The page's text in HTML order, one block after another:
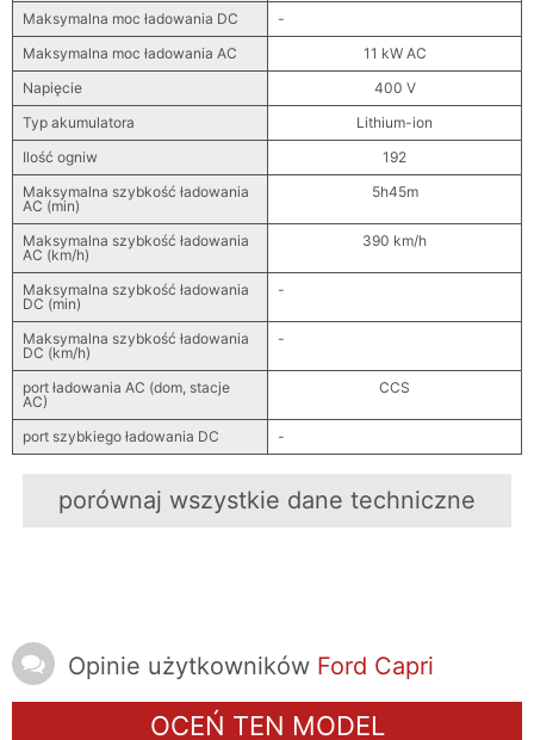
Maksymalna moc ładowania DC
-
Maksymalna moc ładowania AC
11 kW AC
Napięcie
400 V
Typ akumulatora
Lithium-ion
Ilość ogniw
192
Maksymalna szybkość ładowania
AC (min)
5h45m
Maksymalna szybkość ładowania
AC (km/h)
390 km/h
Maksymalna szybkość ładowania
DC (min)
-
Maksymalna szybkość ładowania
DC (km/h)
-
port ładowania AC (dom, stacje
AC)
CCS
port szybkiego ładowania DC -
porównaj wszystkie dane techniczne
Opinie użytkowników Ford Capri
OCEŃ TEN MODEL